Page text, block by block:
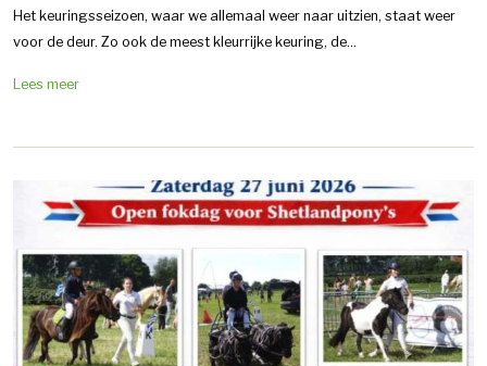
Het keuringsseizoen, waar we allemaal weer naar uitzien, staat weer
voor de deur. Zo ook de meest kleurrijke keuring, de...
Lees meer